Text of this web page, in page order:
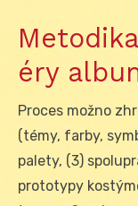
éry
Proces možno
(témy, farby,
palety, (3)
prototypy